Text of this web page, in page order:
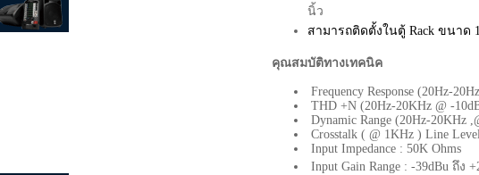
นิ้ว
สามารถติดตั้งในตู้ Rack ขนาด
คุณสมบัติทางเทคนิค
Frequency Response (20Hz-
THD +N (20Hz-20KHz @ -
Dynamic Range (20Hz-20KHz
Crosstalk ( @ 1KHz ) Line
Input Impedance : 50K Ohms
Input Gain Range : -39dBu ถึง +